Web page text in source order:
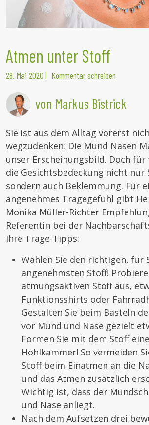
Atmen unter Stoff
28. Mai 2020 | Kommentar schreiben
von Markus Bistrick
Sie ist aus dem Alltag vorerst
wegzudenken: Die Mund Nasen
unser Erscheinungsbild. Doch
die Gesichtsbedeckung nicht nur
sondern auch Beklemmung. Für
angenehmes Tragegefühl gibt
Monika Müller-Richter
Referentin bei der
Ihre Trage-Tipps:
Wählen Sie den richtigen, für
angenehmsten Stoff!
atmungsaktiven Stoff aus,
Funktionsshirts oder
Gestalten Sie beim Basteln
vor Mund und Nase gezielt
Formen Sie mit dem Stoff
Hohlkammer! So vermeiden
Stoff beim Einatmen an die
und das Atmen zusätzlich
Wichtig ist, dass der
und Nase anliegt.
Nach dem Aufsetzen drei